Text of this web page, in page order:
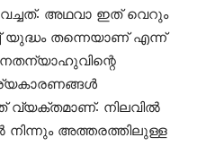
അഥവാ ഇത് വെറും
യുദ്ധം തന്നെയാണ് എന്ന്
വ്യക്തമാണ്. നിലവില്‍
നിന്നും അത്തരത്തിലുള്ള